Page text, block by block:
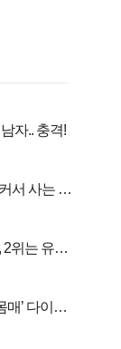
자.. 충격!
서 사는 게
위는 유산
매’ 다이어